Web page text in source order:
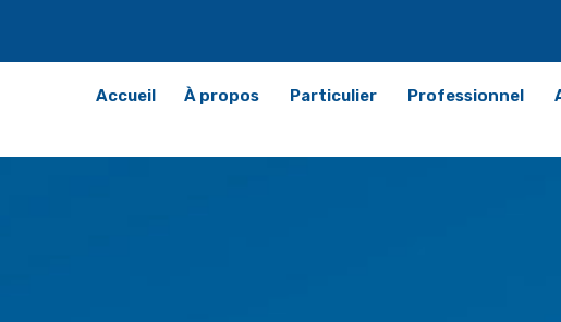
Accueil À propos Particulier Professionnel